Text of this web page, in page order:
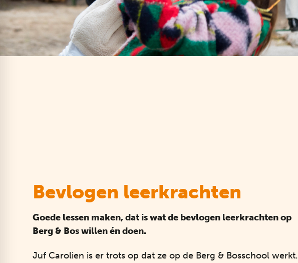
Bevlogen leerkrachten
Goede lessen maken, dat is wat de bevlogen leerkrachten op
Berg & Bos willen én doen.
Juf Carolien is er trots op dat ze op de Berg & Bosschool werkt.